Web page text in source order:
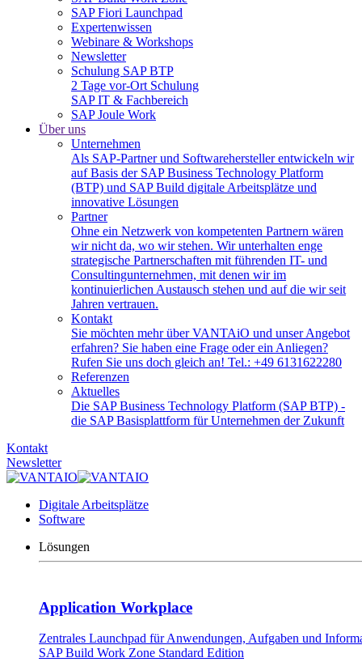
SAP Fiori Launchpad
Expertenwissen
Webinare & Workshops
Newsletter
Schulung SAP BTP
2 Tage vor-Ort Schulung
SAP IT & Fachbereich
SAP Joule Work
Über uns
Unternehmen
Als SAP-Partner und Softwarehersteller entwickeln wir
auf Basis der SAP Business Technology Platform
(BTP) und SAP Build digitale Arbeitsplätze und
innovative Lösungen
Partner
Ohne ein Netzwerk von kompetenten Partnern wären
wir nicht da, wo wir stehen. Wir unterhalten enge
strategische Partnerschaften mit führenden IT- und
Consultingunternehmen, mit denen wir im
kontinuierlichen Austausch stehen und auf die wir seit
Jahren vertrauen.
Kontakt
Sie möchten mehr über VANTAiO und unser Angebot
erfahren? Sie haben eine Frage oder ein Anliegen?
Rufen Sie uns doch gleich an! Tel.: +49 6131622280
Referenzen
Aktuelles
Die SAP Business Technology Platform (SAP BTP) -
die SAP Basisplattform für Unternehmen der Zukunft
Kontakt
Newsletter
Digitale Arbeitsplätze
Software
Lösungen
Application Workplace
Zentrales Launchpad für Anwendungen, Aufgaben und
SAP Build Work Zone Standard Edition